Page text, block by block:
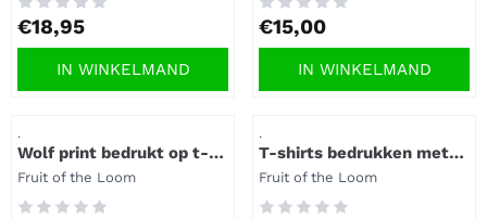
Prijs: 18,95
€18,95
IN WINKELMAND
Prijs: 15,00
€15,00
IN WINKELMAND
Artikelnummer
.
Wolf print bedrukt op t-
shirt.
Merk:
Fruit of the Loom
Artikelnummer
.
T-shirts bedrukken met
naam | Uniek &
Merk:
Fruit of the Loom